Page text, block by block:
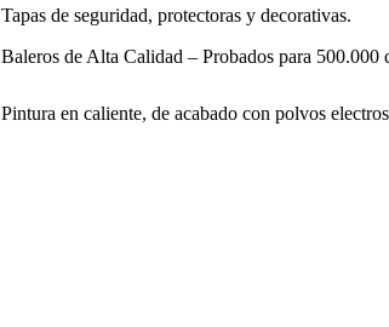
Tapas de seguridad, protectoras y decorativas.
Baleros de Alta Calidad – Probados para 500.000
Pintura en caliente, de acabado con polvos